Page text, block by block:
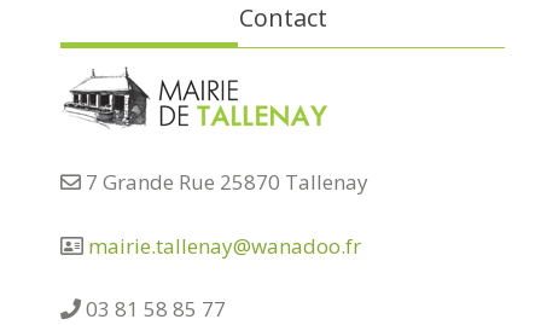
Contact
7 Grande Rue 25870 Tallenay
mairie.tallenay@wanadoo.fr
03 81 58 85 77